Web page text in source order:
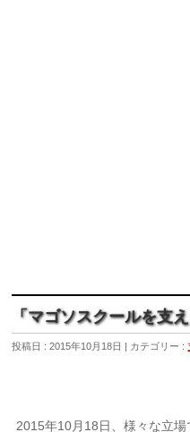
「マゴソスクールを支
投稿日 : 2015年10月18日 カテゴリー :
2015年10月18日、様々な立